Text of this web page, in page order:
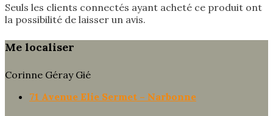
Seuls les clients connectés ayant acheté ce produit ont
la possibilité de laisser un avis.
Me localiser
Corinne Géray Gié
71 Avenue Elie Sermet – Narbonne